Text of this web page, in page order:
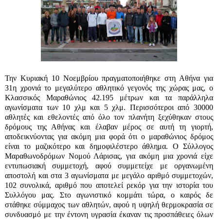
Την Κυριακή 10 Νοεμβρίου πραγματοποιήθηκε στη Αθήνα για
31η χρονιά το μεγαλύτερο αθλητικό γεγονός της χώρας μας, ο
Κλασσικός Μαραθώνιος 42.195 μέτρων και τα παράλληλα
αγωνίσματα των 10 χλμ και 5 χλμ. Περισσότεροι από 30000
αθλητές και εθελοντές από όλο τον πλανήτη ξεχύθηκαν στους
δρόμους της Αθήνας και έλαβαν μέρος σε αυτή τη γιορτή,
αποδεικνύοντας για ακόμη μια φορά ότι ο μαραθώνιος δρόμος
είναι το μαζικότερο και δημοφιλέστερο άθλημα. Ο Σύλλογος
Μαραθωνοδρόμων Νομού Λάρισας, για ακόμη μια χρονιά είχε
εντυπωσιακή συμμετοχή, αφού συμμετείχε με οργανωμένη
αποστολή και στα 3 αγωνίσματα με μεγάλο αριθμό συμμετοχών,
102 συνολικά, αριθμό που αποτελεί ρεκόρ για την ιστορία του
Συλλόγου μας. Στο αγωνιστικό κομμάτι τώρα, ο καιρός δε
στάθηκε σύμμαχος των αθλητών, αφού η υψηλή θερμοκρασία σε
συνδυασμό με την έντονη υγρασία έκαναν τις προσπάθειες όλων